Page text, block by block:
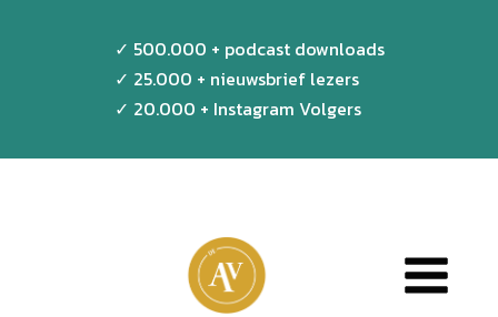
✓ 500.000 + podcast downloads
✓ 25.000 + nieuwsbrief lezers
✓ 20.000 + Instagram Volgers